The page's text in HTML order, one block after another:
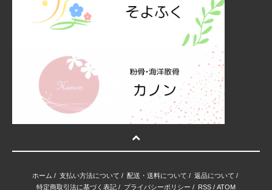
ホーム / 支払い方法について / 配送・送料について / 返品について /
特定商取引法に基づく表記 / プライバシーポリシー / RSS / ATOM